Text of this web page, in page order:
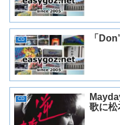
CD 「
CD
歌に松